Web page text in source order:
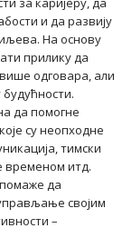
и да развију
На основу
прилику да
одговара, али
да помогне
су неопходне
тимски
итд.
помаже да
својим
–